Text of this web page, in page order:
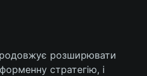
розширювати
стратегію, і